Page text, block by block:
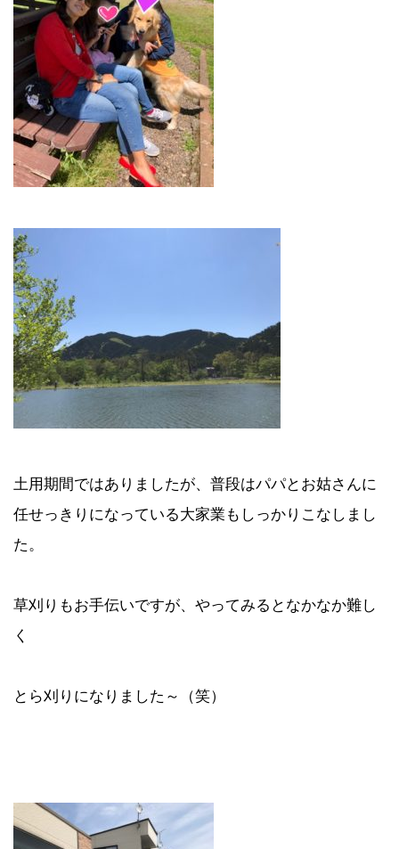
土用期間ではありましたが、普段はパパとお姑さんに
任せっきりになっている大家業もしっかりこなしまし
た。
草刈りもお手伝いですが、やってみるとなかなか難し
く
とら刈りになりました～（笑）